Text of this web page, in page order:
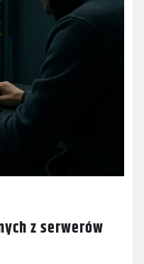
z serwerów